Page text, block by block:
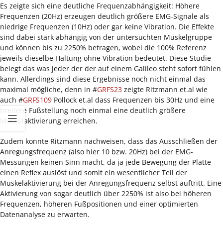
Es zeigte sich eine deutliche Frequenzabhängigkeit: Höhere
Frequenzen (20Hz) erzeugen deutlich größere EMG-Signale als
niedrige Frequenzen (10Hz) oder gar keine Vibration. Die Effekte
sind dabei stark abhängig von der untersuchten Muskelgruppe
und können bis zu 2250% betragen, wobei die 100% Referenz
jeweils dieselbe Haltung ohne Vibration bedeutet. Diese Studie
belegt das was jeder der der auf einem Galileo steht sofort fühlen
kann. Allerdings sind diese Ergebnisse noch nicht einmal das
maximal mögliche, denn in #GRFS23 zeigte Ritzmann et.al wie
auch #GRFS109 Pollock et.al dass Frequenzen bis 30Hz und eine
breitere Fußstellung noch einmal eine deutlich größere
Muskelaktivierung erreichen.
Zudem konnte Ritzmann nachweisen, dass das Ausschließen der
Anregungsfrequenz (also hier 10 bzw. 20Hz) bei der EMG-
Messungen keinen Sinn macht, da ja jede Bewegung der Platte
einen Reflex auslöst und somit ein wesentlicher Teil der
Muskelaktivierung bei der Anregungsfrequenz selbst auftritt. Eine
Aktivierung von sogar deutlich über 2250% ist also bei höheren
Frequenzen, höheren Fußpositionen und einer optimierten
Datenanalyse zu erwarten.